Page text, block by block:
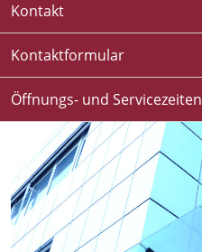
Kontakt
Kontaktformular
Öffnungs- und Servicezeiten